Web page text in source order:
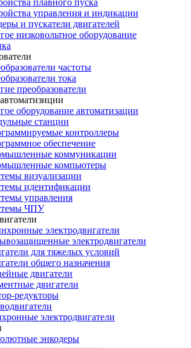
плавного пуска
управления и индикации
и пускатели двигателей
низковольтное оборудование
частоты
тока
преобразователи
оборудование автоматизации
станции
контроллеры
обеспечение
коммуникации
компьютеры
визуализации
идентификации
управления
ЧПУ
электродвигатели
электродвигатели
для тяжелых условий
общего назначения
двигатели
двигатели
редукторы
электродвигатели
энкодеры